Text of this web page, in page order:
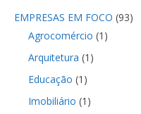
EMPRESAS EM FOCO (93)
Agrocomércio (1)
Arquitetura (1)
Educação (1)
Imobiliário (1)